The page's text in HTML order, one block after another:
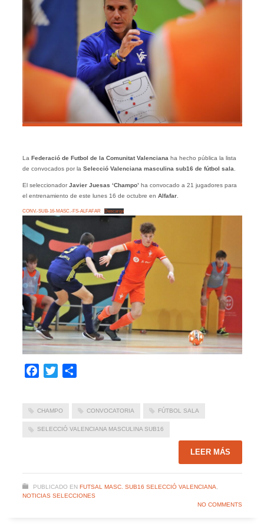
La Federació de Futbol de la Comunitat Valencianaha hecho pública la lista
de convocados por la Selecció Valenciana masculina sub16 de fútbol sala.
El seleccionadorJavier Juesas ‘Champo’ ha convocado a 21 jugadores para
el entrenamiento de este lunes 16 de octubre en Alfafar.
CONV.-SUB-16-MASC.-FS-ALFAFAR Descarga
Facebook
Twitter
CHAMPO CONVOCATORIA FÚTBOL SALA
SELECCIÓ VALENCIANA MASCULINA SUB16
LEER MÁS
PUBLICADO EN FUTSAL MASC. SUB16 SELECCIÓ VALENCIANA
NOTICIAS SELECCIONES
NO COMMENTS